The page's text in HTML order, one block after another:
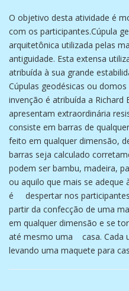
O objetivo desta atividade é
com os participantes.Cúpula
arquitetônica utilizada pelas
antiguidade. Esta extensa
atribuída à sua grande
Cúpulas geodésicas ou
invenção é atribuída a Richard
apresentam extraordinária
consiste em barras de
feito em qualquer dimensão,
barras seja calculado
podem ser bambu, madeira,
ou aquilo que mais se adeque
é despertar nos
partir da confecção de uma
em qualquer dimensão e se
até mesmo uma casa. Cada
levando uma maquete para